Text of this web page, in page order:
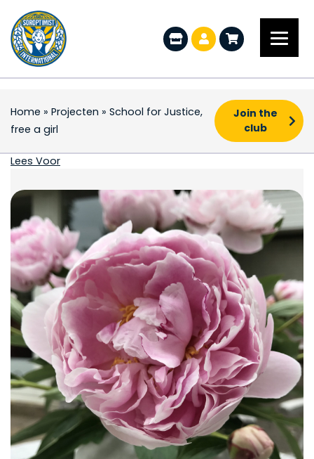
Home » Projecten » School for Justice,
free a girl
Join the
club
School for Justice,
Lees Voor